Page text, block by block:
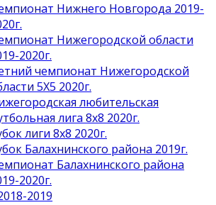
Нижнего Новгорода 2019-
Нижегородской области
2020г.
чемпионат Нижегородской
5Х5 2020г.
любительская
лига 8х8 2020г.
лиги 8х8 2020г.
Балахнинского района 2019г.
Балахнинского района
2020г.
2019